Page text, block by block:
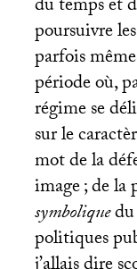
du temps et
poursuivre
parfois
période où,
régime se
sur le
mot de la
image; de la
symboliquedu
politiques